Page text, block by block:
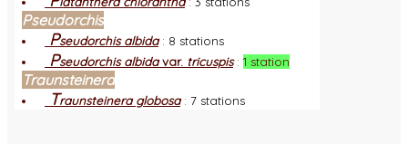
Pseudorchis
Pseudorchis albida: 8 stations
Pseudorchis albidavar. tricuspis: 1 station
Traunsteinera
Traunsteinera globosa: 7 stations